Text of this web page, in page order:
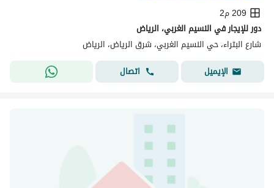
209 م2
دور للإيجار في النسيم الغربي، الرياض
شارع البتراء، حي النسيم الغربي، شرق الرياض، الرياض
الإيميل
اتصال